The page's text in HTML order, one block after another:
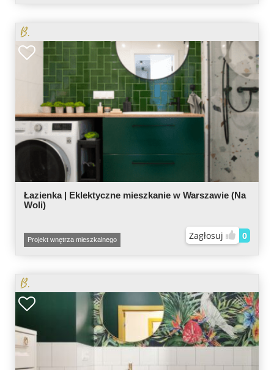
Łazienka | Eklektyczne mieszkanie w Warszawie (Na
Woli)
Projekt wnętrza mieszkalnego Zagłosuj 0